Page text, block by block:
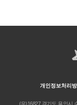
개인정보처리
(우)16827 경기도 용인시